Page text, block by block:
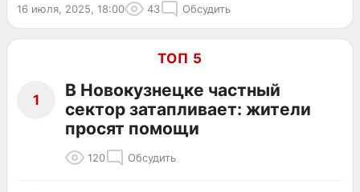
16 июля, 2025, 18:00 43 Обсудить
ТОП 5
1
В Новокузнецке частный
сектор затапливает: жители
просят помощи
120 Обсудить